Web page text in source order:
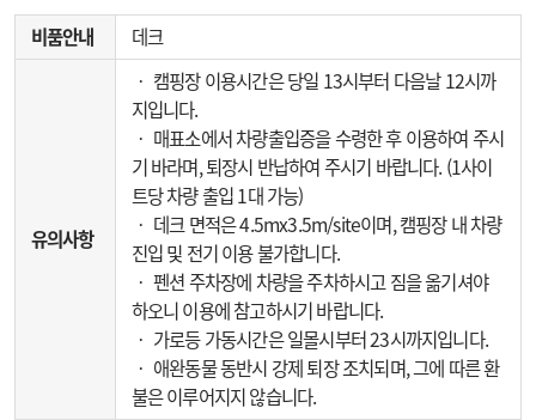
비품안내 데크
유의사항
‧ 캠핑장 이용시간은 당일 13시부터 다음날 12시까
지입니다.
‧ 매표소에서 차량출입증을 수령한 후 이용하여 주시
기 바라며, 퇴장시 반납하여 주시기 바랍니다. (1사이
트당 차량 출입 1대 가능)
‧ 데크 면적은 4.5mx3.5m/site이며, 캠핑장 내 차량
진입 및 전기 이용 불가합니다.
‧ 펜션 주차장에 차량을 주차하시고 짐을 옮기셔야
하오니 이용에 참고하시기 바랍니다.
‧ 가로등 가동시간은 일몰시부터 23시까지입니다.
‧ 애완동물 동반시 강제 퇴장 조치되며, 그에 따른 환
불은 이루어지지 않습니다.